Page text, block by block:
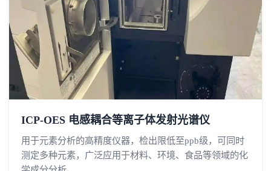
ICP-OES 电感耦合等离子体发射光谱仪
用于元素分析的高精度仪器，检出限低至ppb级，可同时
测定多种元素，广泛应用于材料、环境、食品等领域的化